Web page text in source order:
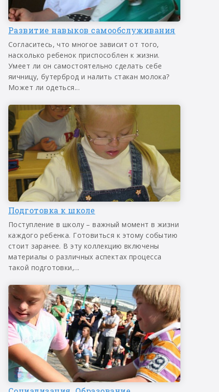
Развитие навыков самообслуживания
Согласитесь, что многое зависит от того,
насколько ребенок приспособлен к жизни.
Умеет ли он самостоятельно сделать себе
яичницу, бутерброд и налить стакан молока?
Может ли одеться...
Подготовка к школе
Поступление в школу – важный момент в жизни
каждого ребенка. Готовиться к этому событию
стоит заранее. В эту коллекцию включены
материалы о различных аспектах процесса
такой подготовки,...